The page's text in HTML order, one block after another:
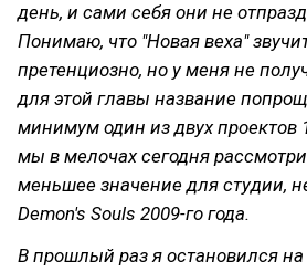
день, и сами себя они не
Понимаю, что "Новая веха"
претенциозно, но у меня не
для этой главы название
минимум один из двух проектов
мы в мелочах сегодня
меньшее значение для студии,
Demon's Souls 2009-го года.
В прошлый раз я остановился на